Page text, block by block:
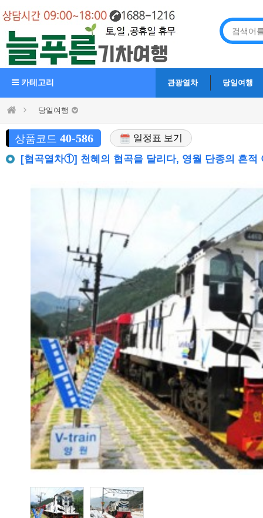
카테고리 관광열차 당일여행
당일여행
상품코드 40-586 일정표 보기
[협곡열차①] 천혜의 협곡을 달리다, 영월 단종의 흔적